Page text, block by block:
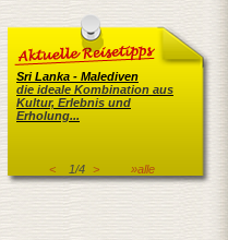
Sri Lanka - Malediven
die ideale Kombination aus
Kultur, Erlebnis und
Erholung...
< 1/4 > »alle